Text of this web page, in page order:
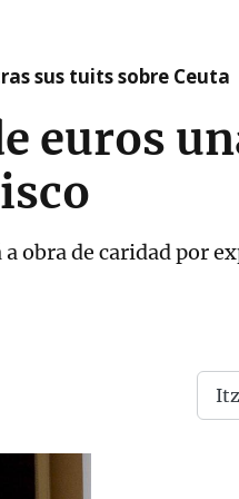
sus tuits sobre Ceuta
euros
obra de caridad por